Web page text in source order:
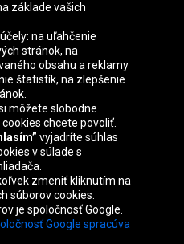
Deutschland Éire
Italia Magyarország
Polska
United
Kingdom
základe vašich
na uľahčenie
stránok, na
obsahu a reklamy
štatistík, na zlepšenie
môžete slobodne
chcete povoliť.
vyjadríte súhlas
v súlade s
zmeniť kliknutím na
súborov cookies.
je spoločnosť Google.
Google spracúva